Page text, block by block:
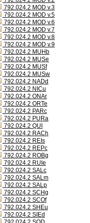
792.024.2 MOD v.3
792.024.2 MOD v.5
792.024.2 MOD v.6
792.024.2 MOD v.7
792.024.2 MOD v.8
792.024.2 MOD v.9
792.024.2 MUHb
792.024.2 MUSe
792.024.2 MUSf
792.024.2 MUSw
792.024.2 NADd
792.024.2 NICu
792.024.2 ONAr
792.024.2 ORTe
792.024.2 PARc
792.024.2 PURa
792.024.2 QUI
792.024.2 RACh
792.024.2 REIs
792.024.2 REPc
792.024.2 ROBg
792.024.2 RUIe
792.024.2 SALc
792.024.2 SALm
792.024.2 SALp
792.024.2 SCHg
792.024.2 SCOf
792.024.2 SHEu
792.024.2 SIEd